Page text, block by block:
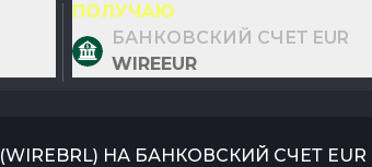
ПОЛУЧАЮ
БАНКОВСКИЙ СЧЕТ EUR
WIREEUR
(WIREBRL) НА БАНКОВСКИЙ СЧЕТ EUR